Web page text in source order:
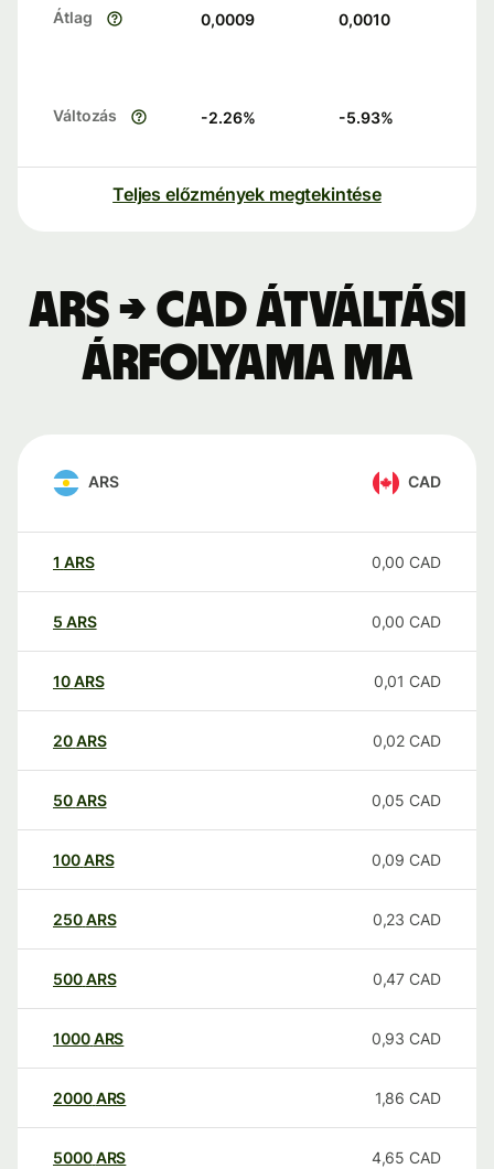
Átlag 0,0009 0,0010
Változás -2.26% -5.93%
Teljes előzmények megtekintése
ARS → CAD átváltási
árfolyama ma
ARS CAD
1 ARS 0,00 CAD
5 ARS 0,00 CAD
10ARS 0,01 CAD
20ARS 0,02 CAD
50ARS 0,05 CAD
100ARS 0,09 CAD
250ARS 0,23 CAD
500ARS 0,47 CAD
1000ARS 0,93 CAD
2000ARS 1,86 CAD
5000ARS 4,65 CAD